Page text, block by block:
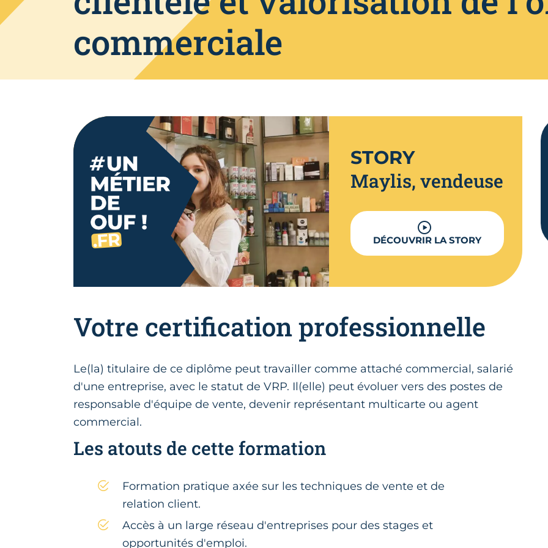
commerciale
STORY
Maylis, vendeuse
DÉCOUVRIR LA STORY
Votre certification professionnelle
Le(la) titulaire de ce diplôme peut travailler comme attaché commercial, salarié
d'une entreprise, avec le statut de VRP. Il(elle) peut évoluer vers des postes de
responsable d'équipe de vente, devenir représentant multicarte ou agent
commercial.
Les atouts de cette formation
Formation pratique axée sur les techniques de vente et de
relation client.
Accès à un large réseau d'entreprises pour des stages et
opportunités d'emploi.